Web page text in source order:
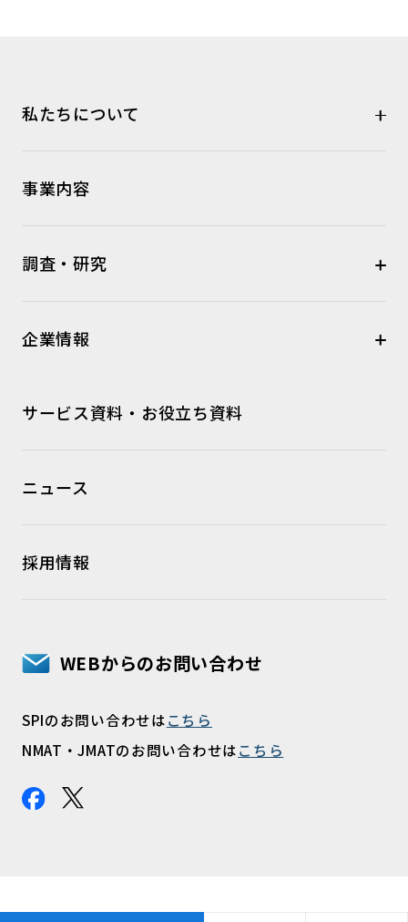
私たちについて
事業内容
調査・研究
企業情報
サービス資料・お役立ち資料
ニュース
採用情報
WEBからのお問い合わせ
SPIのお問い合わせはこちら
NMAT・JMATのお問い合わせはこちら